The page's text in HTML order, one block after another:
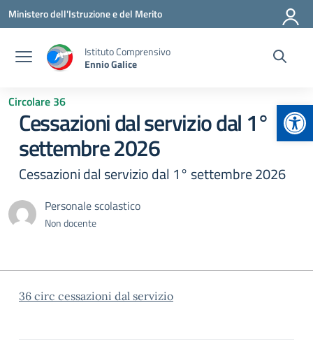
Vai ai contenuti
Vai al menu di navigazione
Vai al footer
Ministero dell'Istruzione e del Merito
Istituto Comprensivo
Ennio Galice
Circolare 36
Cessazioni dal servizio dal 1°
settembre 2026
Cessazioni dal servizio dal 1° settembre 2026
Personale scolastico
Non docente
36 circ cessazioni dal servizio